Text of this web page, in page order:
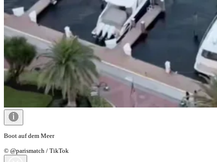
Boot auf dem Meer
© @parismatch / TikTok